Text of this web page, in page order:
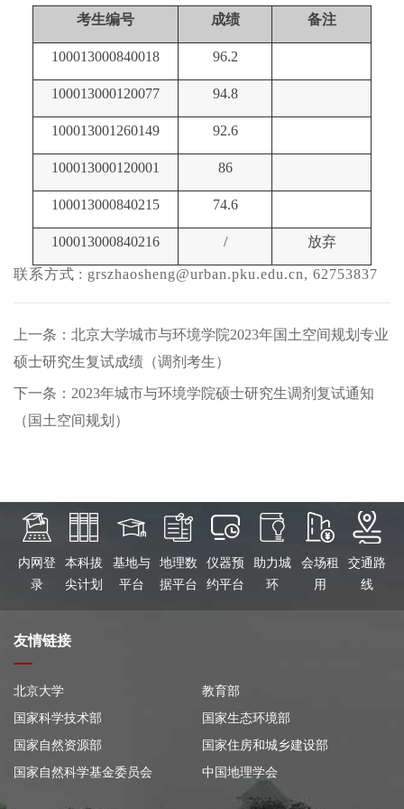
考生编号 成绩 备注
100013000840018 96.2
100013000120077 94.8
100013001260149 92.6
100013000120001 86
100013000840215 74.6
100013000840216 / 放弃
联系方式 : grszhaosheng@urban.pku.edu.cn, 62753837
上一条：北京大学城市与环境学院2023年国土空间规划专业
硕士研究生复试成绩（调剂考生）
下一条：2023年城市与环境学院硕士研究生调剂复试通知
（国土空间规划）
内网登
录
本科拔
尖计划
基地与
平台
地理数
据平台
仪器预
约平台
助力城
环
会场租
用
交通路
线
友情链接
北京大学
教育部
国家科学技术部
国家生态环境部
国家自然资源部
国家住房和城乡建设部
国家自然科学基金委员会
中国地理学会